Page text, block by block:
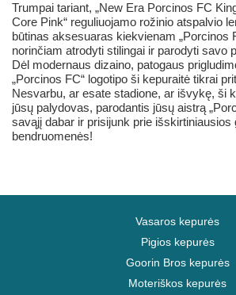
Trumpai tariant, „New Era Porcinos FC
Core Pink“ reguliuojamo rožinio atspalvio
būtinas aksesuaras kiekvienam „Porcinos
norinčiam atrodyti stilingai ir parodyti savo
Dėl modernaus dizaino, patogaus
„Porcinos FC“ logotipo ši kepuraitė tikrai
Nesvarbu, ar esate stadione, ar išvykę, ši
jūsų palydovas, parodantis jūsų aistrą
savąjį dabar ir prisijunk prie išskirtiniausios
bendruomenės!
Vasaros kepurės
Pigios kepurės
Goorin Bros kepurės
Moteriškos kepurės